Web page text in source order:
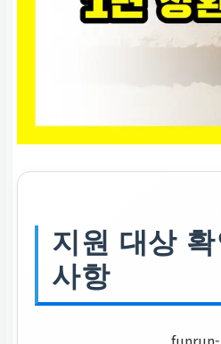
지원 대상
사항